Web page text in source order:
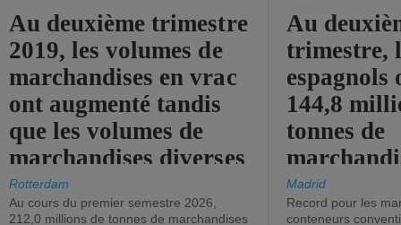
Au deuxième trimestre
2019, les volumes de
marchandises en vrac
ont augmenté tandis
que les volumes de
marchandises diverses
ont diminué.
Rotterdam
Au cours du premier semestre 2026,
212,0 millions de tonnes de marchandises
Au
trimestre,
144,8
tonnes de
(+2,9%).
Madrid
Record pour les
conteneurs